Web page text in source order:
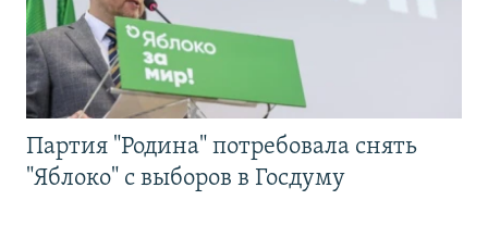
Партия "Родина" потребовала снять
"Яблоко" с выборов в Госдуму